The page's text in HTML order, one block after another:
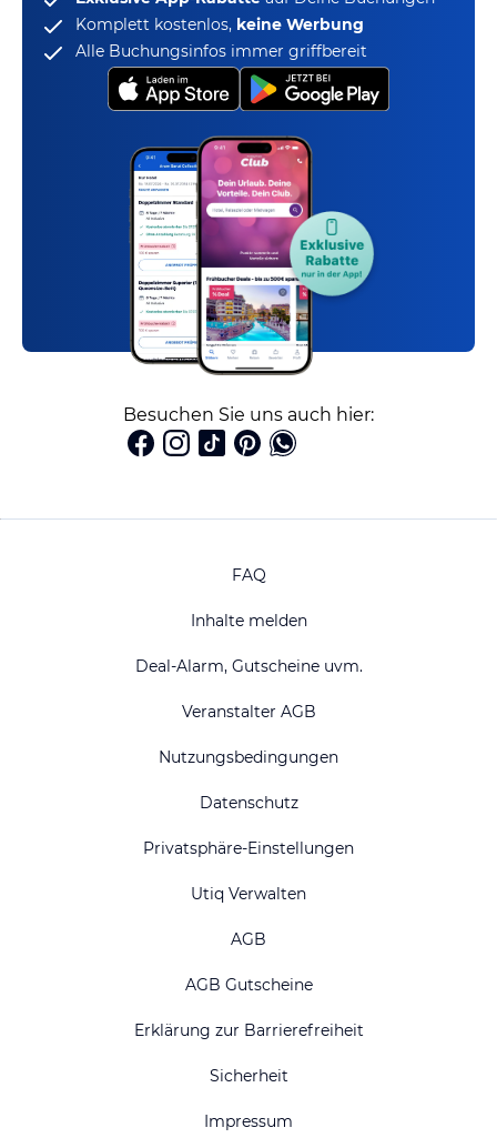
Komplett kostenlos, keine Werbung
Alle Buchungsinfos immer griffbereit
Besuchen Sie uns auch hier:
FAQ
Inhalte melden
Deal-Alarm, Gutscheine uvm.
Veranstalter AGB
Nutzungsbedingungen
Datenschutz
Privatsphäre-Einstellungen
Utiq Verwalten
AGB
AGB Gutscheine
Erklärung zur Barrierefreiheit
Sicherheit
Impressum